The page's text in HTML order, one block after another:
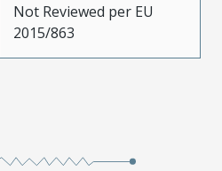
Not Reviewed per EU
2015/863